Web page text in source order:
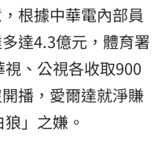
根據中華電內部員
達4.3億元，體育署
、公視各收取900
播，愛爾達就淨賺
」之嫌。